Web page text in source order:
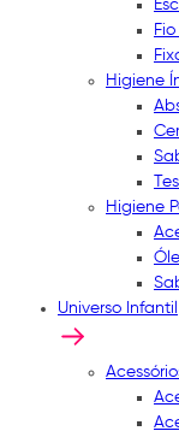
Higiene
Higiene
Universo Infantil